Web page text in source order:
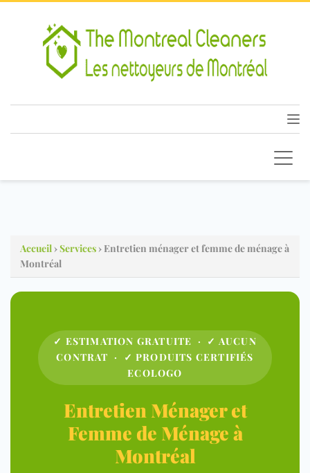
Accueil ›Services › Entretien ménager et femme de ménage à
Montréal
✓ ESTIMATION GRATUITE · ✓ AUCUN
CONTRAT · ✓ PRODUITS CERTIFIÉS
ECOLOGO
Entretien Ménager et
Femme de Ménage à
Montréal